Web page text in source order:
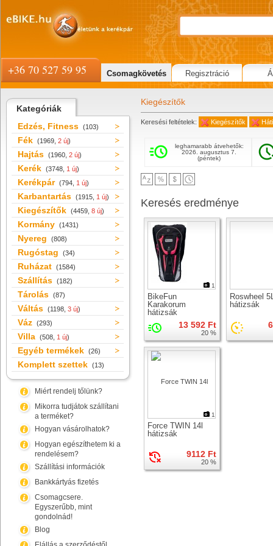
Kategóriák
Edzés, Fitness (103)
Fék (1969, 2 új)
Hajtás (1960, 2 új)
Kerék (3748, 1 új)
Kerékpár (794, 1 új)
Karbantartás (1915, 1 új)
Kiegészítők (4459, 8 új)
Kormány (1431)
Nyereg (808)
Rugóstag (34)
Ruházat (1584)
Szállítás (182)
Tárolás (87)
Váltás (1198, 3 új)
Váz (293)
Villa (508, 1 új)
Egyéb termékek (26)
Komplett szettek (13)
Miért rendelj tőlünk?
Mikorra tudjátok szállítani
a terméket?
Hogyan vásárolhatok?
Hogyan egészíthetem ki a
rendelésem?
Szállítási információk
Bankkártyás fizetés
Csomagcsere.
Egyszerűbb, mint
gondolnád!
Blog
Kiegészítők
Keresési feltételek: Kiegészítők
leghamarabb átvehetők:
2026. augusztus 7.
(péntek)
Keresés eredménye
1
BikeFun
Karakorum
hátizsák
13 592 Ft
20 %
Roswheel
hátizsák
1
Force TWIN 14l
hátizsák
9112 Ft
20 %
+36 70 527 59 95 Csomagkövetés Regisztráció